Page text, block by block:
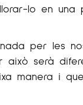
lo en una
per les
això serà
manera i